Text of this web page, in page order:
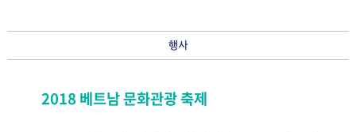
2018 베트남 문화관광 축제